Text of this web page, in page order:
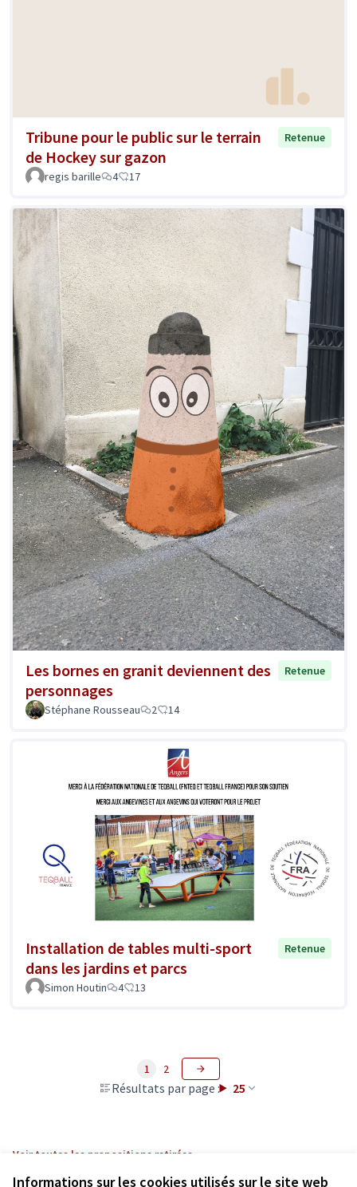
Informations sur les cookies utilisés sur le site web
Tribune pour le public sur le terrain
de Hockey sur gazon
Retenue
regis barille 4 17
Les bornes en granit deviennent des
personnages
Retenue
Stéphane Rousseau 2 14
Installation de tables multi-sport
dans les jardins et parcs
Retenue
Simon Houtin 4 13
Résultats par page : 25
1 2
Voir toutes les propositions retirées